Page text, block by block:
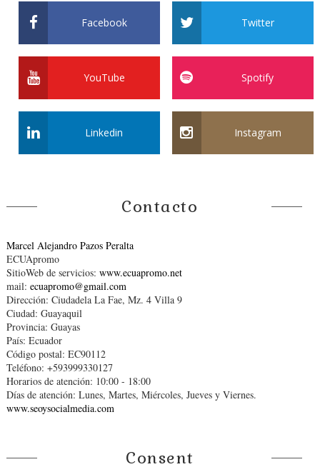
Facebook Twitter
YouTube Spotify
Linkedin Instagram
Contacto
Marcel Alejandro Pazos Peralta
ECUApromo
SitioWeb de servicios: www.ecuapromo.net
mail: ecuapromo@gmail.com
Dirección: Ciudadela La Fae, Mz. 4 Villa 9
Ciudad: Guayaquil
Provincia: Guayas
País: Ecuador
Código postal: EC90112
Teléfono: +593999330127
Horarios de atención: 10:00 - 18:00
Días de atención: Lunes, Martes, Miércoles, Jueves y Viernes.
www.seoysocialmedia.com
Consent